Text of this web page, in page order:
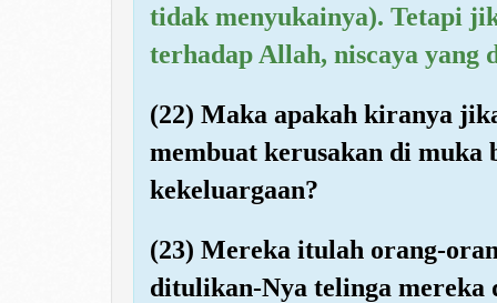
tidak menyukainya). Tetapi
terhadap Allah, niscaya
(22) Maka apakah kiranya
membuat kerusakan di muka
kekeluargaan?
(23) Mereka itulah orang-
ditulikan-Nya telinga mereka